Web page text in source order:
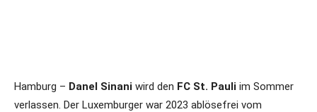
Hamburg – Danel Sinani wird den FC St. Pauli im Sommer
verlassen. Der Luxemburger war 2023 ablösefrei vom